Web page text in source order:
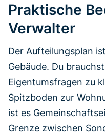
Praktische
Verwalter
Der Aufteilungsplan
Gebäude. Du
Eigentumsfragen zu
Spitzboden zur
ist es
Grenze zwischen